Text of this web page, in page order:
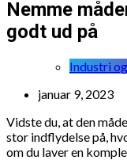
Nemme
godt ud på
Industri
januar 9, 2023
Vidste du, at den
stor indflydelse på,
om du laver en